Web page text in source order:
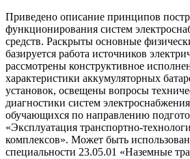
Приведено описание принципов
функционирования систем
средств. Раскрыты основные
базируется работа источников
рассмотрены конструктивное
характеристики аккумуляторных
установок, освещены вопросы
диагностики систем
обучающихся по направлению
«Эксплуатация транспортно-
комплексов». Может быть
специальности 23.05.01 «Наземные